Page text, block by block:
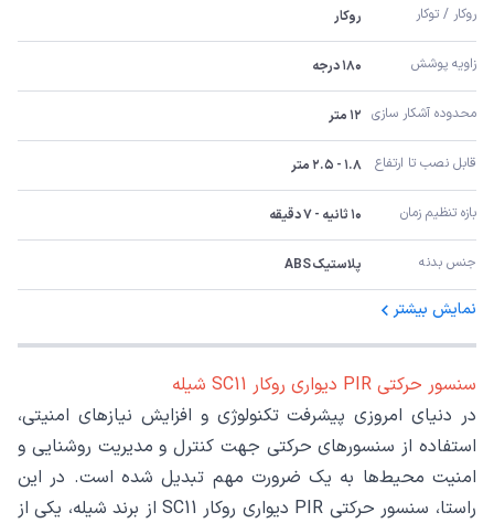
روکار / توکار روکار
زاویه پوشش ۱۸۰ درجه
محدوده آشکار سازی ۱۲ متر
قابل نصب تا ارتفاع ۱.۸ - ۲.۵ متر
بازه تنظیم زمان ۱۰ ثانیه - ۷ دقیقه
جنس بدنه پلاستیک ABS
نمایش بیشتر
سنسور حرکتی PIR دیواری روکار SC11 شیله
در دنیای امروزی پیشرفت تکنولوژی و افزایش نیازهای امنیتی،
استفاده از سنسورهای حرکتی جهت کنترل و مدیریت روشنایی و
امنیت محیط‌ها به یک ضرورت مهم تبدیل شده است. در این
راستا، سنسور حرکتی PIR دیواری روکار SC11 از برند شیله، یکی از